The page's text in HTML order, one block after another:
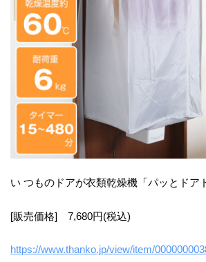
い つものドアが衣類乾燥機「パッとドア
[販売価格] 7,680円(税込)
https://www.thanko.jp/view/item/